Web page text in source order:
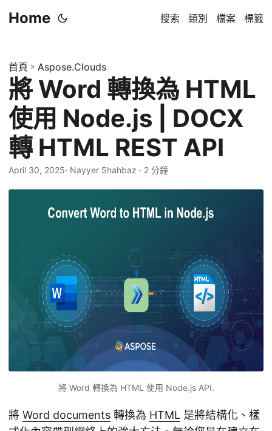
Home 搜索 類別 檔案 標籤
首頁 » Aspose.Clouds
將 Word 轉換為 HTML
使用 Node.js | DOCX
轉 HTML REST API
April 30, 2025· Nayyer Shahbaz · 2 分鐘
將 Word 轉換為 HTML 使用 Node.js API.
將 Word documents 轉換為 HTML 是將結構化、樣